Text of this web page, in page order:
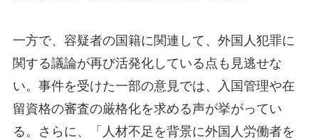
一方で、容疑者の国籍に関連して、外国人犯罪に
関する議論が再び活発化している点も見逃せな
い。事件を受けた一部の意見では、入国管理や在
留資格の審査の厳格化を求める声が挙がってい
る。さらに、「人材不足を背景に外国人労働者を